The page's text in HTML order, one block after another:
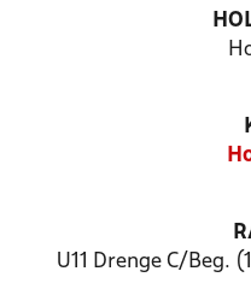
U11 Drenge C/